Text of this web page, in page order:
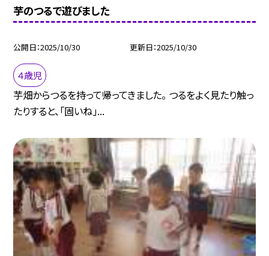
芋のつるで遊びました
公開日 2025/10/30 更新日 2025/10/30
４歳児
芋畑からつるを持って帰ってきました。 つるをよく見たり触っ
たりすると、「固いね」...